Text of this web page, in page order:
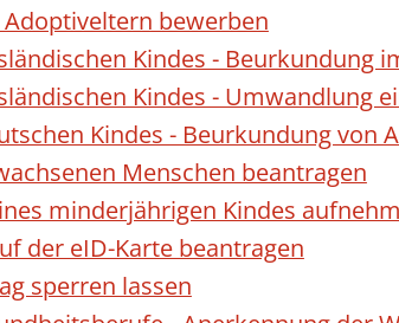
bewerben
Kindes - Beurkundung
Kindes - Umwandlung
Kindes - Beurkundung von
Menschen beantragen
minderjährigen Kindes
der eID-Karte beantragen
sperren lassen